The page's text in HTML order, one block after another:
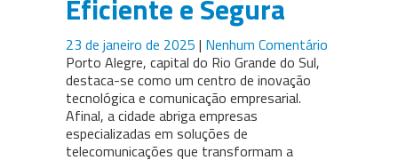
Eficiente e Segura
23 de janeiro de 2025 | Nenhum Comentário
Porto Alegre, capital do Rio Grande do Sul,
destaca-se como um centro de inovação
tecnológica e comunicação empresarial.
Afinal, a cidade abriga empresas
especializadas em soluções de
telecomunicações que transformam a